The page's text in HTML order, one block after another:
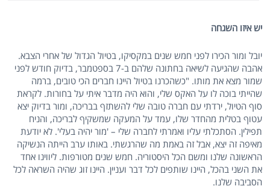
יש איזו השגחה
יובל ומור הכירו לפני חמש שנים במקסיקו, בטיול הגדול של אחרי הצבא.
אהבה שהגיעה לשיאה בחתונה שלהם ב-7 בספטמבר, בדיוק חודש לפני
שמור מצא את מותו. "כשהכרנו בטיול היינו חברים הכי טובים, ברמה
שהייתי בוכה לו על האקס שלי, והוא היה מדבר איתי על בחורות. לקראת
סוף הטיול, ירדתי עם חברה טובה שלי להשתזף בבריכה, ומור בדיוק יצא
עטוף בטלית מהחדר שלו, עמד על המעקה שמשקיף לבריכה, והניח
תפילין. הסתכלתי עליו ואמרתי לחברה שלי – 'מור יהיה בעלי'. לא יודעת
מאיפה זה יצא, אבל זה באמת מה שהרגשתי. באותו ערב הייתה הנשיקה
הראשונה שלנו ומשם הכל היסטוריה. חמש שנים מטורפות. ליווינו אחד
את השני בהכל, היינו שותפים לכל דבר ועניין. היינו זוג שהיה השראה לכל
הסביבה שלנו.